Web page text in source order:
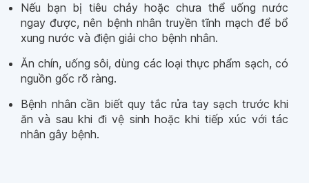
Nếu bạn bị tiêu chảy hoặc chưa thể uống nước
ngay được, nên bệnh nhân truyền tĩnh mạch để bổ
xung nước và điện giải cho bệnh nhân.
Ăn chín, uống sôi, dùng các loại thực phẩm sạch, có
nguồn gốc rõ ràng.
Bệnh nhân cần biết quy tắc rửa tay sạch trước khi
ăn và sau khi đi vệ sinh hoặc khi tiếp xúc với tác
nhân gây bệnh.